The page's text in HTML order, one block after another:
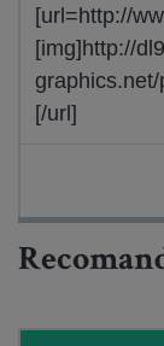
[url=http://
[img]http://
[/url]